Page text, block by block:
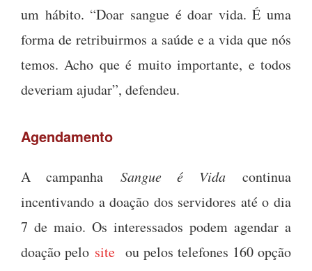
um hábito. “Doar sangue é doar vida. É uma
forma de retribuirmos a saúde e a vida que nós
temos. Acho que é muito importante, e todos
deveriam ajudar”, defendeu.
Agendamento
A campanha Sangue é Vidacontinua
incentivando a doação dos servidores até o dia
7 de maio. Os interessados podem agendar a
doação pelo site ou pelos telefones 160 opção